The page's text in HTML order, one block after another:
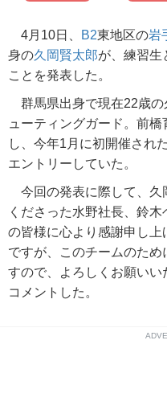
4月10日、 B2東地区の岩
身の久岡賢太郎が、練習生
ことを発表した。
群馬県出身で現在22歳の
ューティングガード。前
し、今年1月に初開催され
エントリーしていた。
今回の発表に際して、久
くださった水野社長、鈴
の皆様に心より感謝申し
ですが、このチームのため
すので、よろしくお願い
コメントした。